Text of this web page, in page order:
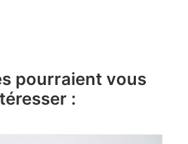
pourraient vous
: